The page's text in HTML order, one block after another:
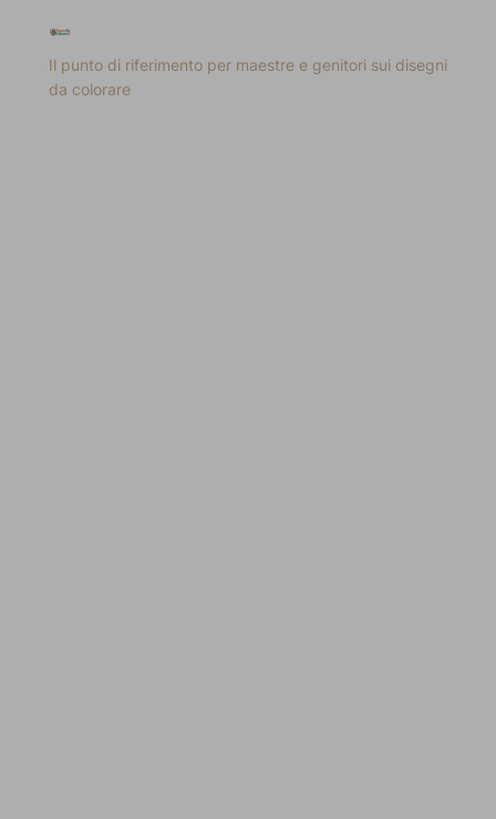
Il punto di riferimento per maestre e genitori sui disegni
da colorare